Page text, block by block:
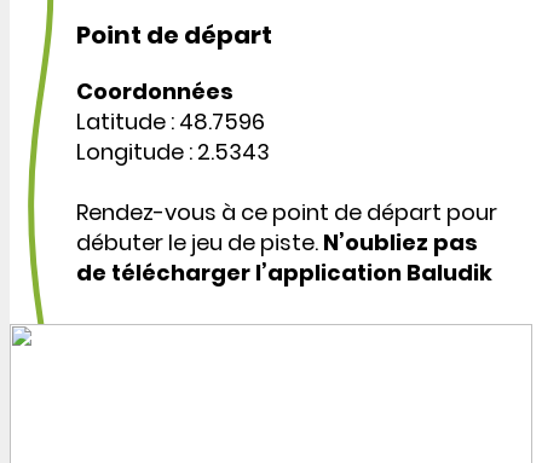
Point de départ
Coordonnées
Latitude : 48.7596
Longitude : 2.5343
Rendez-vous à ce point de départ pour
débuter le jeu de piste. N’oubliez pas
de télécharger l’application Baludik